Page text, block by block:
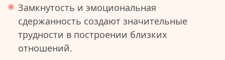
Замкнутость и эмоциональная
сдержанность создают значительные
трудности в построении близких
отношений.